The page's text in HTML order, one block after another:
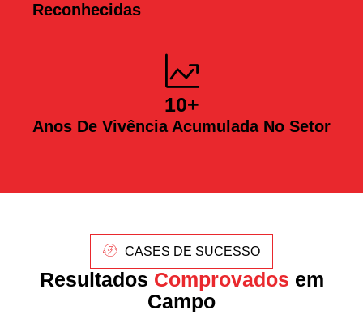
Reconhecidas
Anos De Vivência Acumulada No Setor
10+
CASES DE SUCESSO
Resultados Comprovados em
Campo